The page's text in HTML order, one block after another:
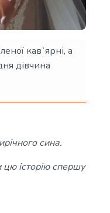
кав`ярні, а
дівчина
сина.
цю історію спершу